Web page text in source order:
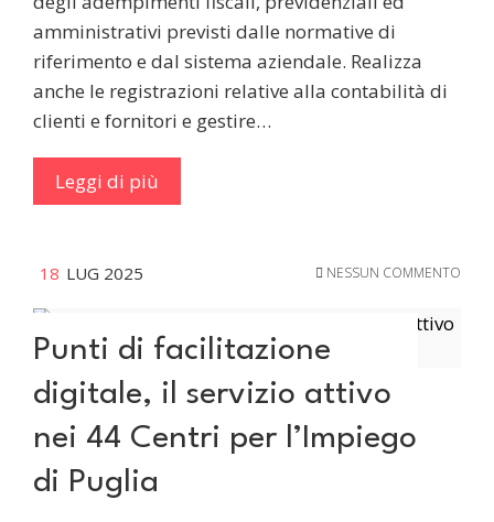
amministrativi previsti dalle normative di
riferimento e dal sistema aziendale. Realizza
anche le registrazioni relative alla contabilità di
clienti e fornitori e gestire…
Leggi di più
18 LUG 2025 NESSUN COMMENTO
Punti di facilitazione
digitale, il servizio attivo
nei 44 Centri per l’Impiego
di Puglia